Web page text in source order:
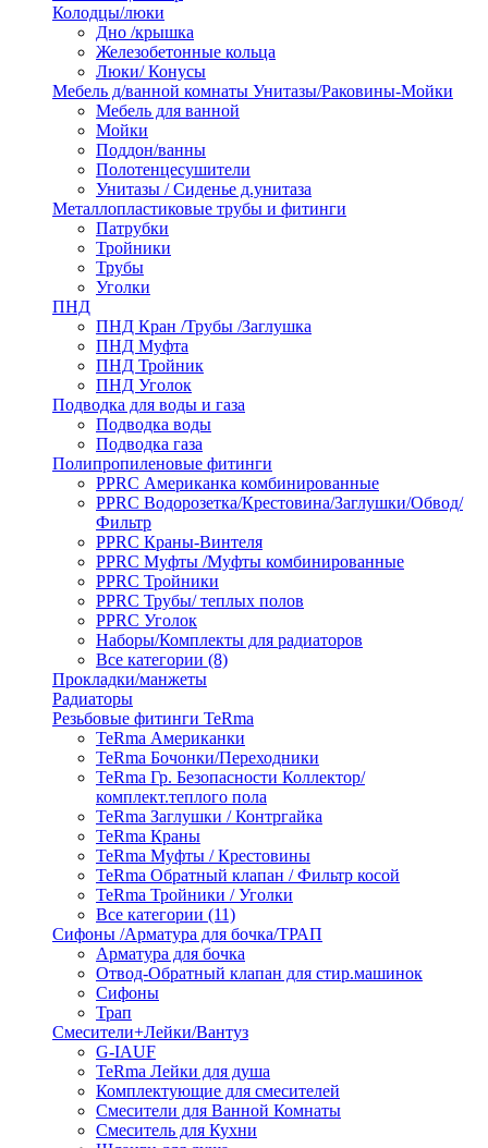
Колодцы/люки
Дно /крышка
Железобетонные кольца
Люки/ Конусы
Мебель д/ванной комнаты Унитазы/Раковины-Мойки
Мебель для ванной
Мойки
Поддон/ванны
Полотенцесушители
Унитазы / Сиденье д.унитаза
Металлопластиковые трубы и фитинги
Патрубки
Тройники
Трубы
Уголки
ПНД
ПНД Кран /Трубы /Заглушка
ПНД Муфта
ПНД Тройник
ПНД Уголок
Подводка для воды и газа
Подводка воды
Подводка газа
Полипропиленовые фитинги
PPRC Американка комбинированные
PPRC Водорозетка/Крестовина/Заглушки/Обвод/
Фильтр
PPRC Краны-Винтеля
PPRC Муфты /Муфты комбинированные
PPRC Тройники
PPRC Трубы/ теплых полов
PPRC Уголок
Наборы/Комплекты для радиаторов
Все категории (8)
Прокладки/манжеты
Радиаторы
Резьбовые фитинги TeRma
TeRma Американки
TeRma Бочонки/Переходники
TeRma Гр. Безопасности Коллектор/
комплект.теплого пола
TeRma Заглушки / Контргайка
TeRma Краны
TeRma Муфты / Крестовины
TeRma Обратный клапан / Фильтр косой
TeRma Тройники / Уголки
Все категории (11)
Сифоны /Арматура для бочка/ТРАП
Арматура для бочка
Отвод-Обратный клапан для стир.машинок
Сифоны
Трап
Смесители+Лейки/Вантуз
G-IAUF
TeRma Лейки для душа
Комплектующие для смесителей
Смесители для Ванной Комнаты
Смеситель для Кухни